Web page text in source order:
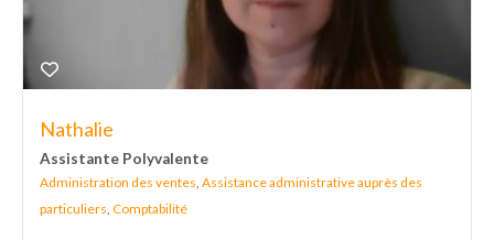
Nathalie
Assistante Polyvalente
Administration des ventes Assistance administrative auprès des
particuliers Comptabilité